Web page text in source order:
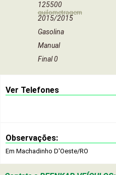
125500
quilometragem
2015/2015
Gasolina
Manual
Final 0
Ver Telefones
Observações:
Em Machadinho D'Oeste/RO